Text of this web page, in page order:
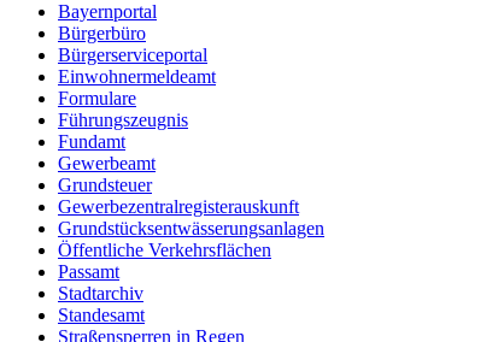
Bayernportal
Bürgerbüro
Bürgerserviceportal
Einwohnermeldeamt
Formulare
Führungszeugnis
Fundamt
Gewerbeamt
Grundsteuer
Gewerbezentralregisterauskunft
Grundstücksentwässerungsanlagen
Öffentliche Verkehrsflächen
Passamt
Stadtarchiv
Standesamt
Straßensperren in Regen